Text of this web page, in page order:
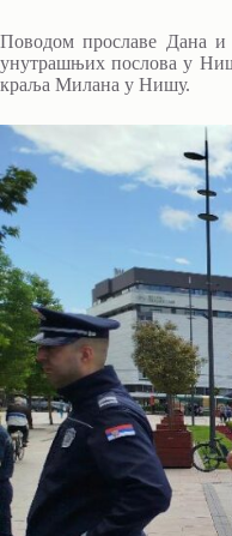
Поводом прославе Дана
унутрашњих послова у
краља Милана у Нишу.